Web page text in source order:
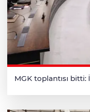
MGK toplantısı bitti: